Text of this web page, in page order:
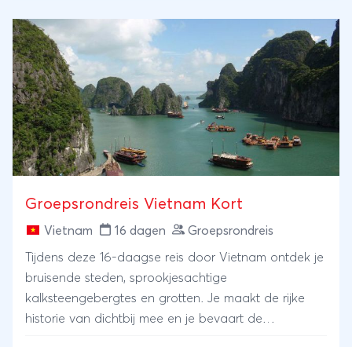
cocktail in een van de sfeervolle bars. We
ontdekken de geheimen van de Mayas tijdens onze
bezoeken aan de ruïnes van Tikal in Guatemala en
Copán in Honduras. Verder ontdekken we El
Salvador, waar we de historische dorpjes verkennen
van de indrukwekkende en fotogenieke 'Flower
route', en we sluiten de reis af op een vulkanisch
strand, waar je kunt surfen of relaxen met een
Groepsrondreis Vietnam Kort
Vietnam 16 dagen Groepsrondreis
Tijdens deze 16-daagse reis door Vietnam ontdek je
bruisende steden, sprookjesachtige
kalksteengebergtes en grotten. Je maakt de rijke
historie van dichtbij mee en je bevaart de